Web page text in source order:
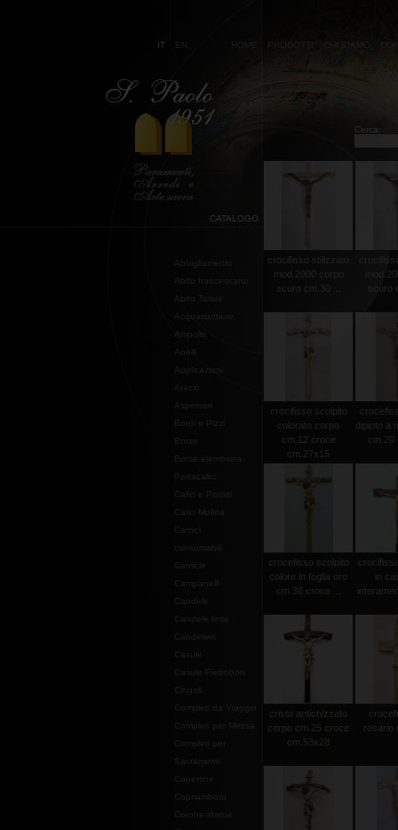
IT EN HOME PRODOTTI CHI SIAMO
Cerca:
CATALOGO
Abbigliamento
Abito francescano
Abito Talare
Acquasantiere
Ampolle
Anelli
Applicazioni
Arazzi
Aspersori
Bordi e Pizzi
Borse
Borse elemosina-
Portacalici
Calici e Pissidi
Calici Molina
Campanelli
Candele
Candele finte
Candelieri
Casule
Casule Pietrobon
Cingoli
Completi da Viaggio
Completi per Messa
Completi per
Sacramenti
Copertine
Copriamboni
Corone statue
crocifisso stilizzato
mod.2000 corpo
scuro cm.30 ...
scuro
crocifisso scolpito
colorato corpo
cm.12 croce
cm.27x15
dipinto a
cm.20
crocefisso scolpito
colore in foglia oro
cm.36 croce ...
in
cristo antichizzato
corpo cm.25 croce
cm.53x28
rosario